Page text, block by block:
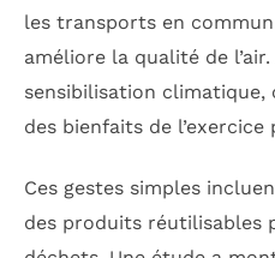
les transports en
améliore la qualité de
sensibilisation
des bienfaits de l’exercice
Ces gestes simples
des produits